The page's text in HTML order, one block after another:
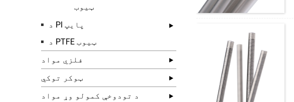
ټیوب
د PI پایپ
د PTFE ټیوب
فلزي مواد
ټوکر توکي
د تودوخې کمولو وړ مواد